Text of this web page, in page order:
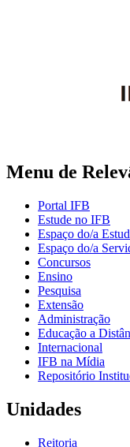
Menu de
Portal IFB
Estude no IFB
Espaço do/a
Espaço do/a
Concursos
Ensino
Pesquisa
Extensão
Administração
Educação a
Internacional
IFB na Mídia
Repositório
Unidades
Reitoria